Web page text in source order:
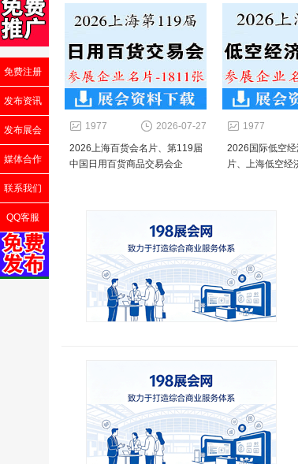
2026-07-27
1977
2026上海百货会名片、第119届
中国日用百货商品交易会企
1977
2026国际低空经
片、上海低空经
免费注册
发布资讯
发布展会
媒体合作
联系我们
QQ客服